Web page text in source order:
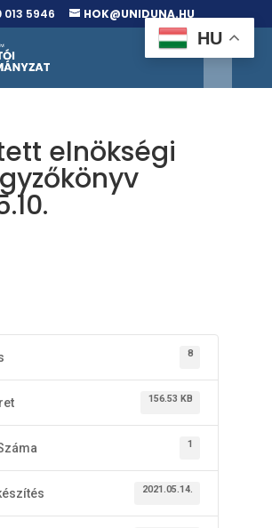
013 5946 HOK@UNIDUNA.HU
elnökségi
8
156.53 KB
1
2021.05.14.
HU